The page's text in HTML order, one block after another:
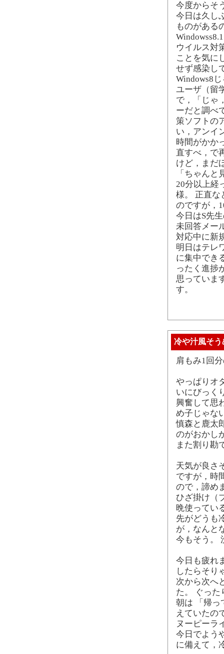
今度からそ
今日は久し
ものがある
ウイルス対
ことを気に
せず感染し
Windows8
ユーザ（留
で，「じゃ
ーだと調べ
策ソフトの
い，アンイ
時間がかか
直すべ，で
けど，まだ
「ちゃん
20分以上経
様。 正直な
のですが，
今日はS先
未回答メー
対応中に新
明日はテレ
に集中でき
ったく進捗
思っていま
す。
冷や汁風そう
肩もみ1回
やっぱりオ
いにびっく
興奮して思
め子じゃな
慎森と鹿太
のがおかし
また割り勘
天気が良さ
ですが，時
ので，諦め
ひざ掛け（
晩使ってい
先がどうも
が，なんと
今もそう。
今日も疲れ
したらそり
次から次へ
た。 ぐった
朝は 「帰っ
えていたの
ヌーピーラ
今日でよう
に備えて，